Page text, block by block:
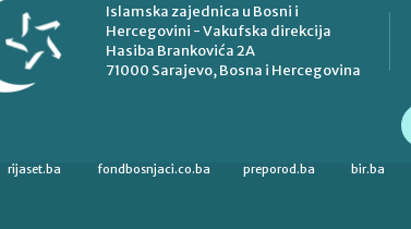
Islamska zajednica u Bosni i
Hercegovini - Vakufska direkcija
Hasiba Brankovića 2A
71000 Sarajevo, Bosna i Hercegovina
rijaset.ba fondbosnjaci.co.ba preporod.ba bir.ba